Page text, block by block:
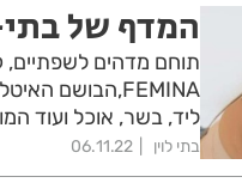
המדף של
ליד, בשר, אוכל ועוד
בתי לוין 06.11.22